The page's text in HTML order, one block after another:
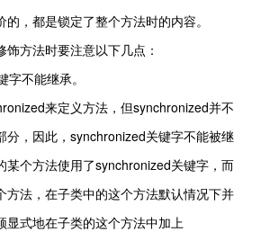
，都是锁定了整个方法时的内容。
方法时要注意以下几点：
不能继承。
来定义方法，但synchronized并不
分，因此，synchronized关键字不能被继
某个方法使用了synchronized关键字，而
方法，在子类中的这个方法默认情况下并
显式地在子类的这个方法中加上